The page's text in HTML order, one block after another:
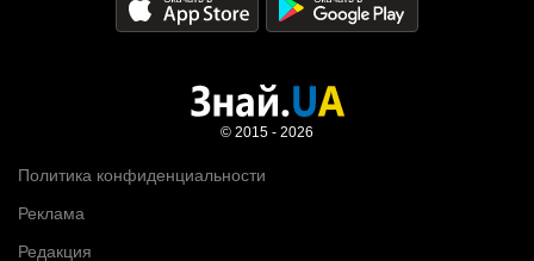
Политика конфиденциальности
Реклама
Редакция
© 2015 - 2026